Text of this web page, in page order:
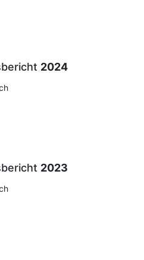
2024
2023